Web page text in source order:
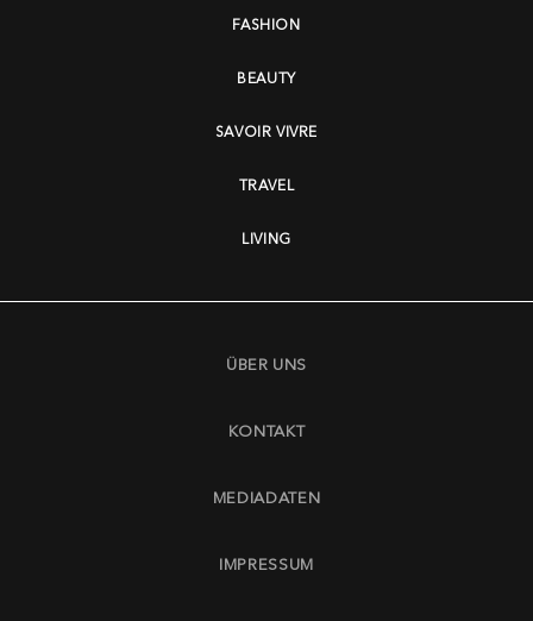
FASHION
BEAUTY
SAVOIR VIVRE
TRAVEL
LIVING
ÜBER UNS
KONTAKT
MEDIADATEN
IMPRESSUM